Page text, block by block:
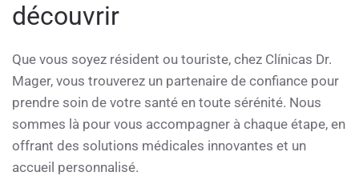
découvrir
Que vous soyez résident ou touriste, chez Clínicas Dr.
Mager, vous trouverez un partenaire de confiance pour
prendre soin de votre santé en toute sérénité. Nous
sommes là pour vous accompagner à chaque étape, en
offrant des solutions médicales innovantes et un
accueil personnalisé.